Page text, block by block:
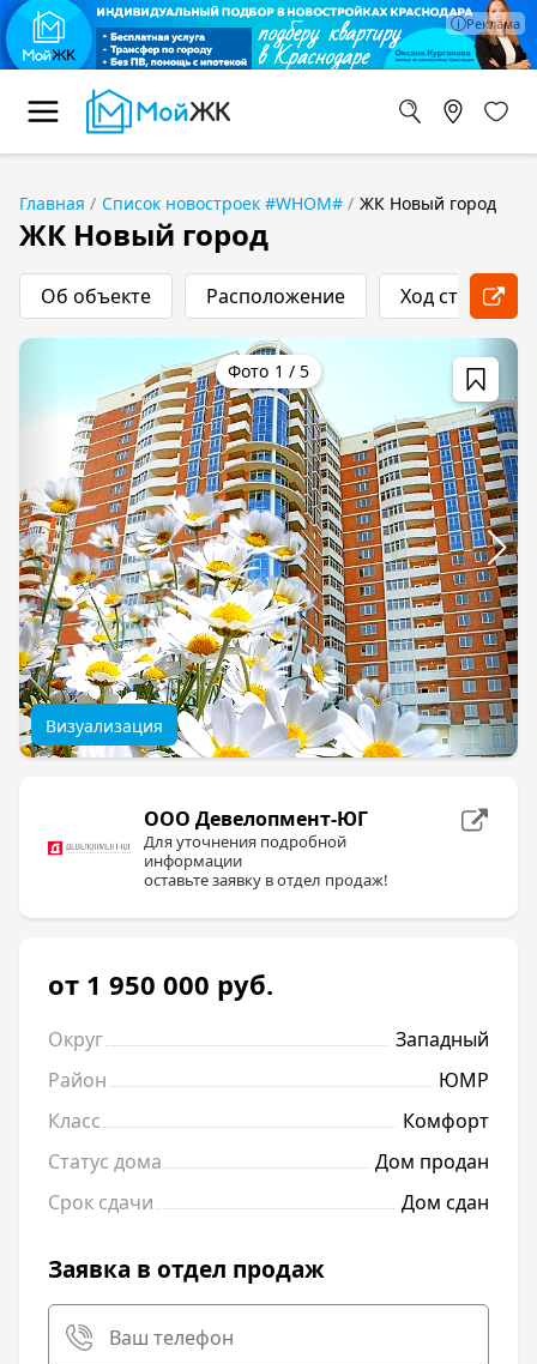
Главная Список новостроек #WHOM# ЖК Новый город
ЖК Новый город
Об объекте Расположение Ход
1 / 5
Визуализация
ООО Девелопмент-ЮГ
Для уточнения подробной
информации
оставьте заявку в отдел продаж!
от 1 950 000 руб.
Округ
Западный
Район
ЮМР
Класс
Комфорт
Статус дома
Дом продан
Срок сдачи
Дом сдан
Заявка в отдел продаж